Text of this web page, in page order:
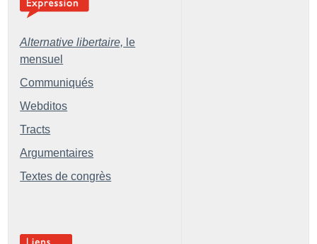
Alternative libertaire, le
mensuel
Communiqués
Webditos
Tracts
Argumentaires
Textes de congrès